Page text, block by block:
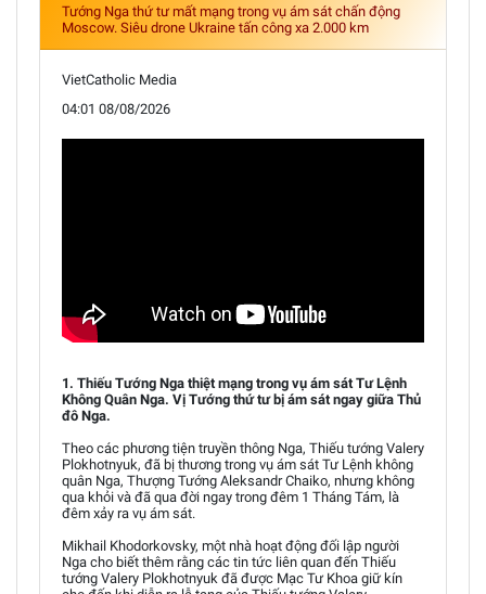
Tướng Nga thứ tư mất mạng trong vụ ám sát chấn động
Moscow. Siêu drone Ukraine tấn công xa 2.000 km
VietCatholic Media
04:01 08/08/2026
1. Thiếu Tướng Nga thiệt mạng trong vụ ám sát Tư Lệnh
Không Quân Nga. Vị Tướng thứ tư bị ám sát ngay giữa Thủ
đô Nga.
Theo các phương tiện truyền thông Nga, Thiếu tướng Valery
Plokhotnyuk, đã bị thương trong vụ ám sát Tư Lệnh không
quân Nga, Thượng Tướng Aleksandr Chaiko, nhưng không
qua khỏi và đã qua đời ngay trong đêm 1 Tháng Tám, là
đêm xảy ra vụ ám sát.
Mikhail Khodorkovsky, một nhà hoạt động đối lập người
Nga cho biết thêm rằng các tin tức liên quan đến Thiếu
tướng Valery Plokhotnyuk đã được Mạc Tư Khoa giữ kín